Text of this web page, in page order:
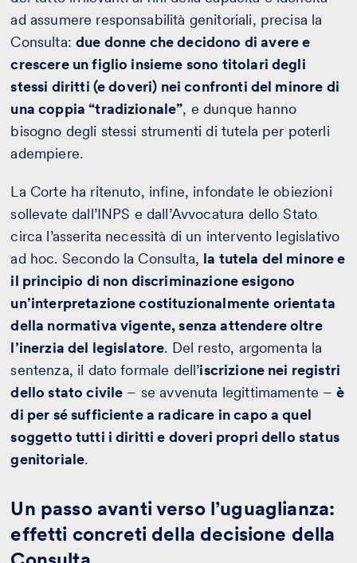
ad assumere responsabilità genitoriali, precisa la
Consulta:due donne che decidono di avere e
crescere un figlio insieme sono titolari degli
stessi diritti (e doveri) nei confronti del minore di
una coppia “tradizionale”, e dunque hanno
bisogno degli stessi strumenti di tutela per poterli
adempiere.
La Corte ha ritenuto, infine, infondate le obiezioni
sollevate dall’INPS e dall’Avvocatura dello Stato
circa l’asserita necessità di un intervento legislativo
ad hoc. Secondo la Consulta, la tutela del minore e
il principio di non discriminazione esigono
un’interpretazione costituzionalmente orientata
della normativa vigente, senza attendere oltre
l’inerzia del legislatore. Del resto, argomenta la
sentenza, il dato formale dell’iscrizione nei registri
dello stato civile – se avvenuta legittimamente –è
di per sé sufficiente a radicare in capo a quel
soggetto tutti i diritti e doveri propri dello status
genitoriale.
Un passo avanti verso l’uguaglianza:
effetti concreti della decisione della